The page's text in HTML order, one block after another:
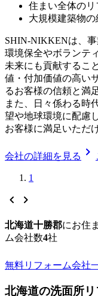
住まい全体の
大規模建築物
SHIN-NIKKENは、事
環境保全やボランテ
未来にも貢献するこ
値・付加価値の高い
るお客様の信頼と満
また、日々係わる時
望や地球環境に配慮
お客様に満足いただ
会社の詳細を見る chevron_right
1
chevron_left chevron_right
北海道十勝郡にお住
ム会社数4社
無料リフォーム会社
北海道の洗面所